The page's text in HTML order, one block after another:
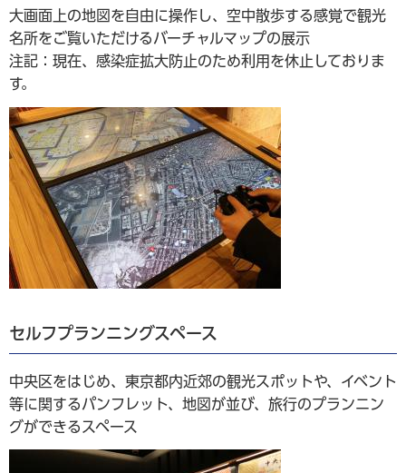
大画面上の地図を自由に操作し、空中散歩する感覚で観光
名所をご覧いただけるバーチャルマップの展示
注記：現在、感染症拡大防止のため利用を休止しておりま
す。
セルフプランニングスペース
中央区をはじめ、東京都内近郊の観光スポットや、イベント
等に関するパンフレット、地図が並び、旅行のプランニン
グができるスペース